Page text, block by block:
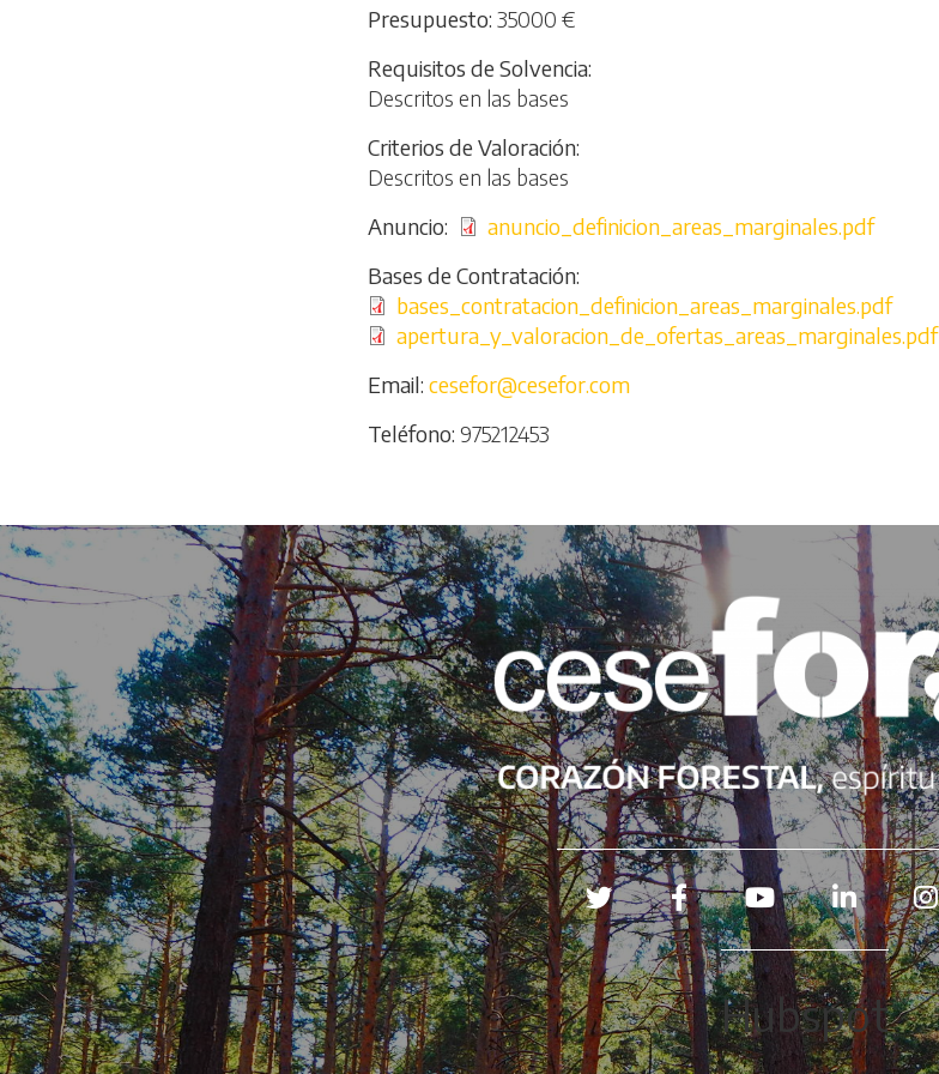
Presupuesto 35000 €
Requisitos de Solvencia
Descritos en las bases
Criterios de Valoración
Descritos en las bases
Anuncio
Archivo
anuncio_definicion_areas_marginales.pdf
Bases de Contratación
Archivo
bases_contratacion_definicion_areas_marginales.pdf
Archivo
apertura_y_valoracion_de_ofertas_areas_marginales.pdf
Email cesefor@cesefor.com
Teléfono 975212453
Redes sociales
Hubspot